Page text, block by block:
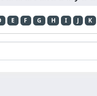
E F G H I J K